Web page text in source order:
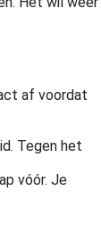
af voordat
Tegen het
vóór. Je